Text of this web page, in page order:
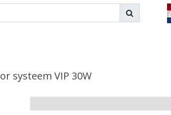
systeem VIP 30W